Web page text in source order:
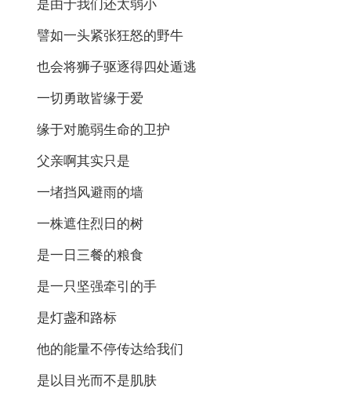
是由于我们还太弱小
譬如一头紧张狂怒的野牛
也会将狮子驱逐得四处遁逃
一切勇敢皆缘于爱
缘于对脆弱生命的卫护
父亲啊其实只是
一堵挡风避雨的墙
一株遮住烈日的树
是一日三餐的粮食
是一只坚强牵引的手
是灯盏和路标
他的能量不停传达给我们
是以目光而不是肌肤